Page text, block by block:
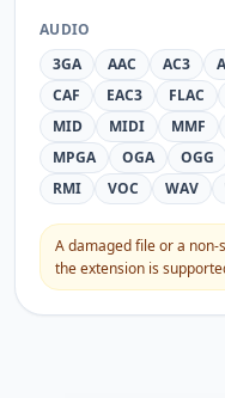
AUDIO
3GA
AAC AC3
CAF
EAC3 FLAC
MID
MIDI MMF
MPGA
OGA OGG
RMI
VOC WAV
A damaged file or a
the extension is